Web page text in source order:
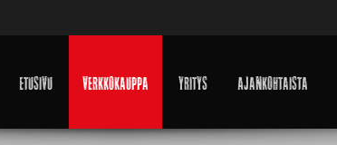
Etusivu Verkkokauppa Yritys Ajankohtaista